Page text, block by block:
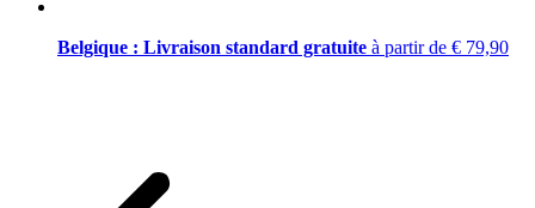
Belgique : Livraison standard gratuite à partir de € 79,90